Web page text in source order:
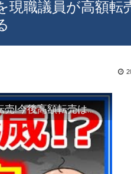
現職議員が高額転
新型コロナ感染拡大で不足するマスクを現職議員が高額転売!今後高額転売は懲役もしくは罰金が科せられる